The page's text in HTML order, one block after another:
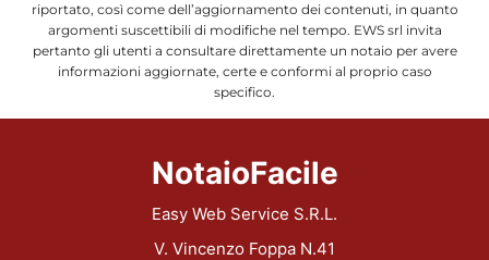
riportato, così come dell’aggiornamento dei contenuti, in quanto
argomenti suscettibili di modifiche nel tempo. EWS srl invita
pertanto gli utenti a consultare direttamente un notaio per avere
informazioni aggiornate, certe e conformi al proprio caso
specifico.
NotaioFacile
Easy Web Service S.R.L.
V. Vincenzo Foppa N.41